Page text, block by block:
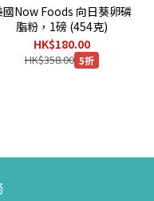
國Now Foods 向日葵卵磷
脂粉，1磅 (454克)
HK$180.00
HK$358.00 5折